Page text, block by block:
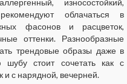
облачаться в
фасонов и расцветок,
оттенки. Разнообразные
трендовые образы даже в
шубу стоит сочетать как с
и с нарядной, вечерней.